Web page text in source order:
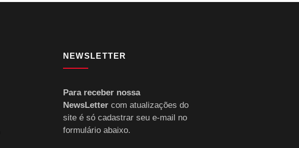
NEWSLETTER
Para receber nossa
NewsLettercom atualizações do
site é só cadastrar seu e-mail no
formulário abaixo.